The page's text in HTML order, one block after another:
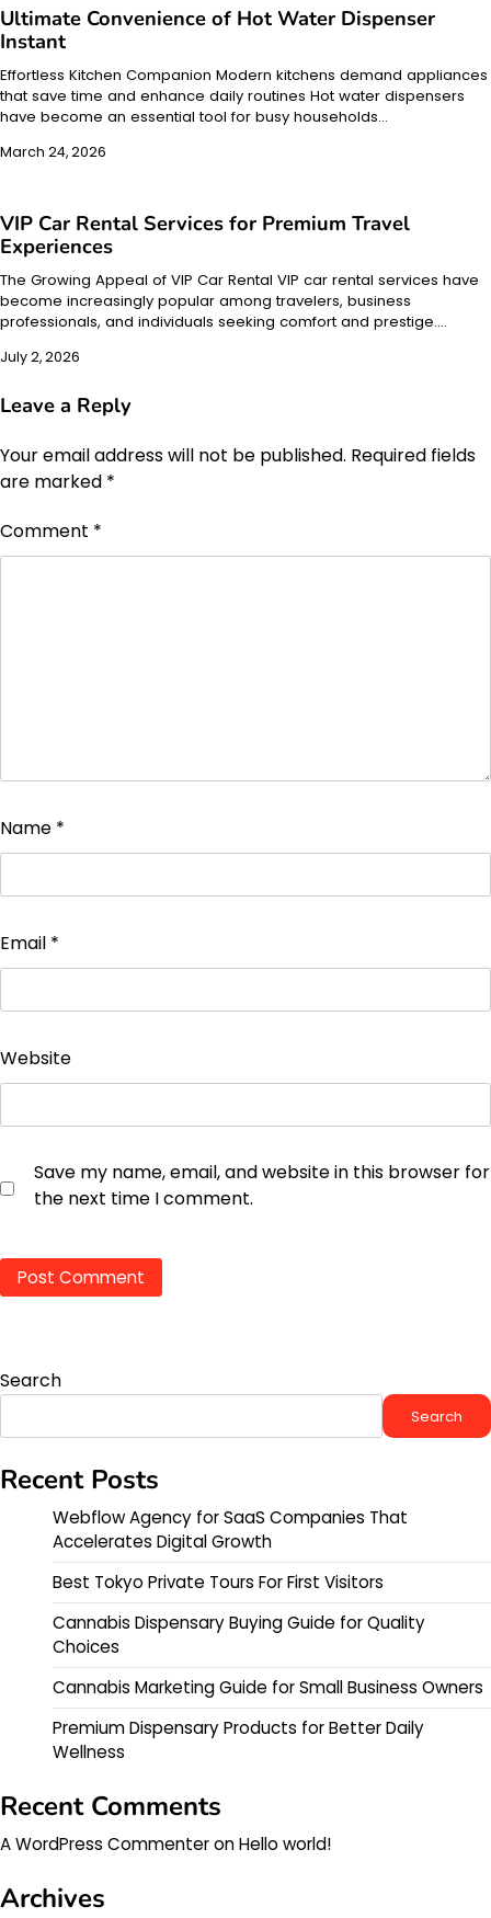
Ultimate Convenience of Hot Water Dispenser
Instant
Effortless Kitchen Companion Modern kitchens demand appliances
that save time and enhance daily routines Hot water dispensers
have become an essential tool for busy households…
March 24, 2026
VIP Car Rental Services for Premium Travel
Experiences
The Growing Appeal of VIP Car Rental VIP car rental services have
become increasingly popular among travelers, business
professionals, and individuals seeking comfort and prestige.…
July 2, 2026
Leave a Reply
Your email address will not be published. Required fields
are marked *
Comment *
Name *
Email *
Website
Save my name, email, and website in this browser for
the next time I comment.
Search
Search
Recent Posts
Webflow Agency for SaaS Companies That
Accelerates Digital Growth
Best Tokyo Private Tours For First Visitors
Cannabis Dispensary Buying Guide for Quality
Choices
Cannabis Marketing Guide for Small Business Owners
Premium Dispensary Products for Better Daily
Wellness
Recent Comments
A WordPress CommenteronHello world!
Archives